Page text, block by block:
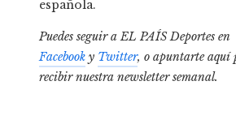
española.
Puedes seguir a EL PAÍS Deportes en
Facebook y Twitter, o apuntarte aquí
recibirnuestra newsletter semanal.